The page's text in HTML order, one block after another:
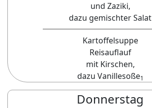
und Zaziki,
dazu gemischter Salat
Kartoffelsuppe
Reisauflauf
mit Kirschen,
dazu Vanillesoße1
Donnerstag